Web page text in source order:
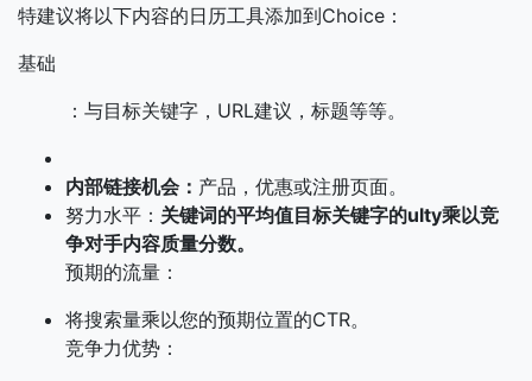
特建议将以下内容的日历工具添加到Choice：
基础
：与目标关键字，URL建议，标题等等。
内部链接机会： 产品，优惠或注册页面。
努力水平： 关键词的平均值目标关键字的ulty乘以竞
争对手内容质量分数。
预期的流量：
将搜索量乘以您的预期位置的CTR。
竞争力优势：